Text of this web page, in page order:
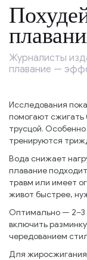
О
Журналисты
плавание —
Исследования
помогают сжигать
трусцой.
тренируются
Вода снижает
плавание
травм или имеет
живот быстрее,
Оптимально — 2–3
включить
чередованием
Для